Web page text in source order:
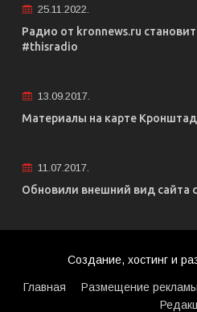
25.11.2022.
Радио от kronnews.ru
#thisradio
13.09.2017.
Материалы на карте
11.07.2017.
Обновили внешний вид сайта
Создание, хостинг и
Главная Размещение рекламы